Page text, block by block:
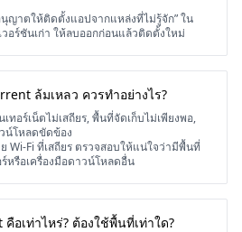
ญาตให้ติดตั้งแอปจากแหล่งที่ไม่รู้จัก” ใน
อร์ชันเก่า ให้ลบออกก่อนแล้วติดตั้งใหม่
ล้มเหลว ควรทำอย่างไร?
ทอร์เน็ตไม่เสถียร, พื้นที่จัดเก็บไม่เพียงพอ,
น์โหลดขัดข้อง
Wi-Fi ที่เสถียร ตรวจสอบให้แน่ใจว่ามีพื้นที่
ร์หรือเครื่องมือดาวน์โหลดอื่น
อเท่าไหร่? ต้องใช้พื้นที่เท่าใด?